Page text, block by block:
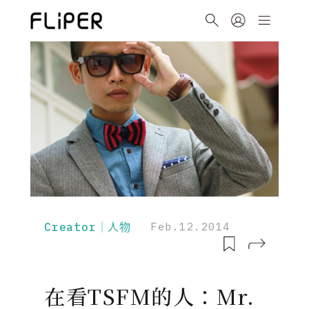
Creator｜人物 Feb.12.2014
在看TSFM的人：Mr.